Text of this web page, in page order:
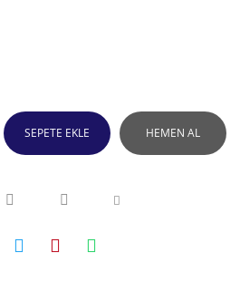
SEPETE EKLE HEMEN AL